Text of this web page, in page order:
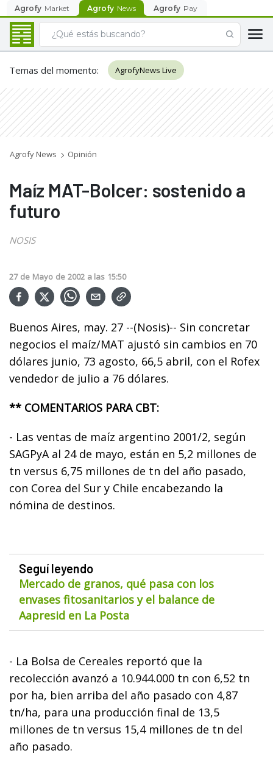
Agrofy Market Agrofy News Agrofy Pay
Temas del momento: AgrofyNews Live
Agrofy News Opinión
Maíz MAT-Bolcer: sostenido a
futuro
NOSIS
27 de Mayo de 2002 a las 15:50
Buenos Aires, may. 27 --(Nosis)-- Sin concretar
negocios el maíz/MAT ajustó sin cambios en 70
dólares junio, 73 agosto, 66,5 abril, con el Rofex
vendedor de julio a 76 dólares.
** COMENTARIOS PARA CBT:
- Las ventas de maíz argentino 2001/2, según
SAGPyA al 24 de mayo, están en 5,2 millones de
tn versus 6,75 millones de tn del año pasado,
con Corea del Sur y Chile encabezando la
nómina de destinos.
Seguí leyendo
Mercado de granos, qué pasa con los
envases fitosanitarios y el balance de
Aapresid en La Posta
- La Bolsa de Cereales reportó que la
recolección avanzó a 10.944.000 tn con 6,52 tn
por ha, bien arriba del año pasado con 4,87
tn/ha, para una producción final de 13,5
millones de tn versus 15,4 millones de tn del
año pasado.